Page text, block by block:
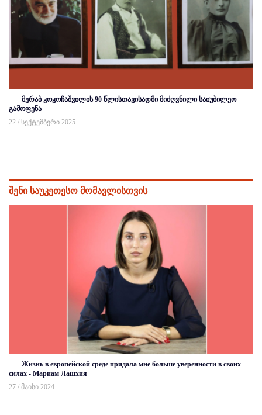
მერაბ კოკოჩაშვილის 90 წლისთავისადმი მიძღვნილი საიუბილეო
გამოფენა
22 / სექტემბერი 2025
შენი საუკეთესო მომავლისთვის
Жизнь в европейской среде придала мне больше уверенности в своих
силах - Мариам Лашхия
27 / მაისი 2024